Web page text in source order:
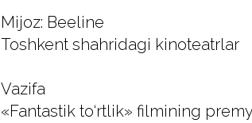
Mijoz: Beeline
Toshkent shahridagi kinoteatrlar
Vazifa
«Fantastik to‘rtlik» filmining